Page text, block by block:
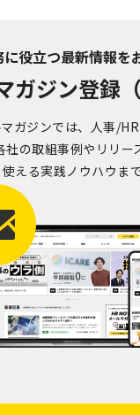
役立つ最新情報を
ガジン登録（
ガジンでは、人事/
社の取組事例やリリー
える実践ノウハウま